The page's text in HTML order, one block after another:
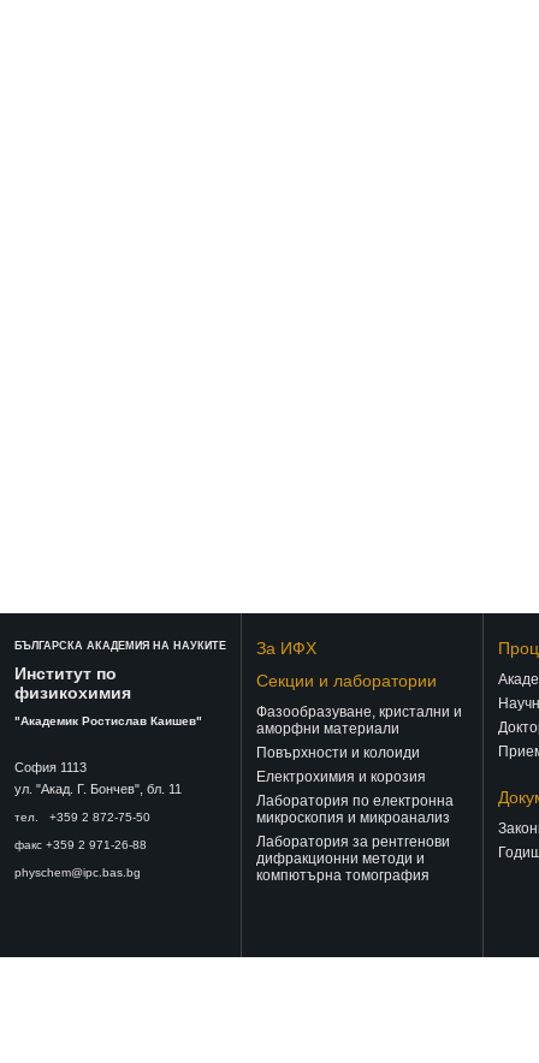
БЪЛГАРСКА АКАДЕМИЯ НА НАУКИТЕ
Институт по
физикохимия
"Академик Ростислав Каишев"
София 1113
ул. "Акад. Г. Бончев", бл. 11
тел. +359 2 872-75-50
факс +359 2 971-26-88
physchem@ipc.bas.bg
За ИФХ
Секции и лаборатории
Фазообразуване, кристални и
аморфни материали
Повърхности и колоиди
Електрохимия и корозия
Лаборатория по електронна
микроскопия и микроанализ
Лаборатория за рентгенови
дифракционни методи и
компютърна томография